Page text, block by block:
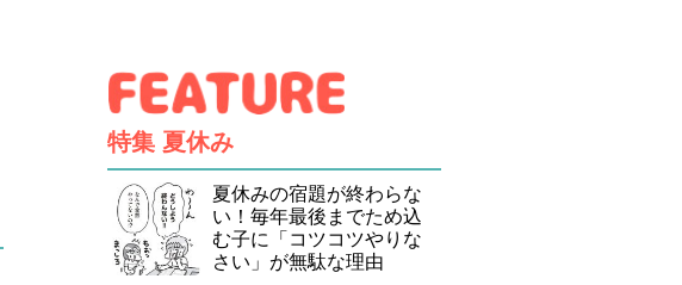
特集 夏休み
夏休みの宿題が終わらな
い！毎年最後までため込
む子に「コツコツやりな
さい」が無駄な理由